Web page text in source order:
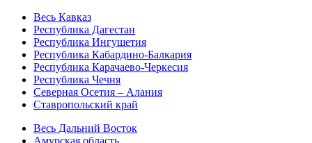
Весь Кавказ
Республика Дагестан
Республика Ингушетия
Республика Кабардино-Балкария
Республика Карачаево-Черкесия
Республика Чечня
Северная Осетия – Алания
Ставропольский край
Весь Дальний Восток
Амурская область